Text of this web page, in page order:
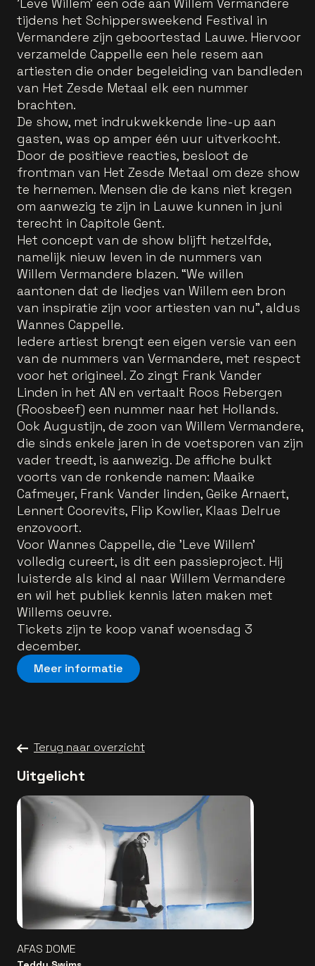
tijdens het Schippersweekend Festival in
Vermandere zijn geboortestad Lauwe. Hiervoor
verzamelde Cappelle een hele resem aan
artiesten die onder begeleiding van bandleden
van Het Zesde Metaal elk een nummer
brachten.
De show, met indrukwekkende line-up aan
gasten, was op amper één uur uitverkocht.
Door de positieve reacties, besloot de
frontman van Het Zesde Metaal om deze show
te hernemen. Mensen die de kans niet kregen
om aanwezig te zijn in Lauwe kunnen in juni
terecht in Capitole Gent.
Het concept van de show blijft hetzelfde,
namelijk nieuw leven in de nummers van
Willem Vermandere blazen. “We willen
aantonen dat de liedjes van Willem een bron
van inspiratie zijn voor artiesten van nu”, aldus
Wannes Cappelle.
Iedere artiest brengt een eigen versie van een
van de nummers van Vermandere, met respect
voor het origineel. Zo zingt Frank Vander
Linden in het AN en vertaalt Roos Rebergen
(Roosbeef) een nummer naar het Hollands.
Ook Augustijn, de zoon van Willem Vermandere,
die sinds enkele jaren in de voetsporen van zijn
vader treedt, is aanwezig. De affiche bulkt
voorts van de ronkende namen: Maaike
Cafmeyer, Frank Vander linden, Geike Arnaert,
Lennert Coorevits, Flip Kowlier, Klaas Delrue
enzovoort.
Voor Wannes Cappelle, die 'Leve Willem'
volledig cureert, is dit een passieproject. Hij
luisterde als kind al naar Willem Vermandere
en wil het publiek kennis laten maken met
Willems oeuvre.
Tickets zijn te koop vanaf woensdag 3
december.
Meer informatie
Terug naar overzicht
Uitgelicht
AFAS DOME